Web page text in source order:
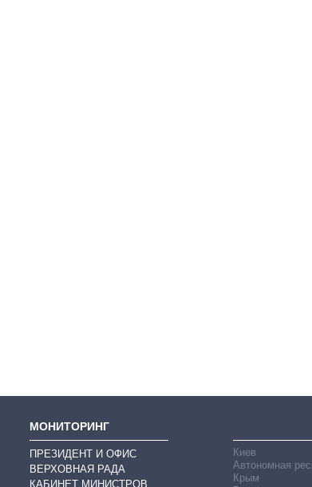
МОНИТОРИНГ
ПРЕЗИДЕНТ И ОФИС
ВЕРХОВНАЯ РАДА
КАБИНЕТ МИНИСТРОВ
Киев
Автономная
Крым